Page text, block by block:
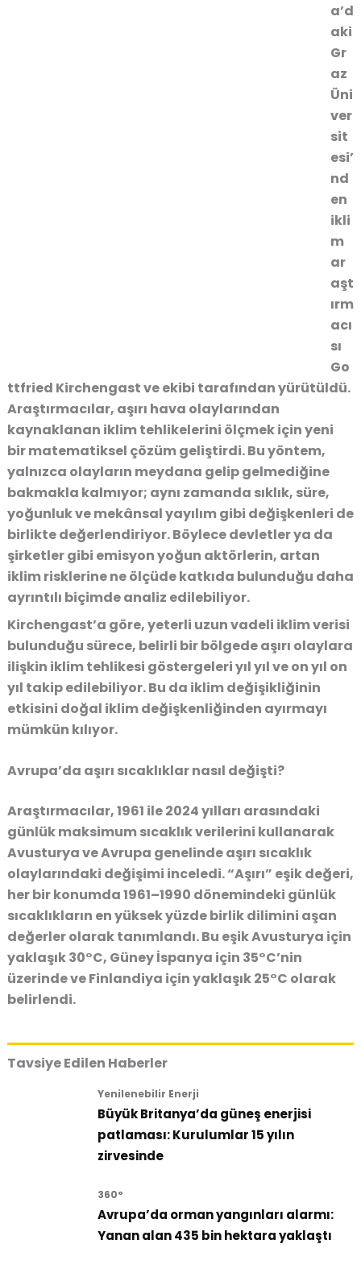
a’d
aki
Gr
az
Üni
ver
sit
esi’
nd
en
ikli
m
ar
aşt
ırm
acı
sı
Go
ttfried Kirchengast ve ekibi tarafından yürütüldü.
Araştırmacılar, aşırı hava olaylarından
kaynaklanan iklim tehlikelerini ölçmek için yeni
bir matematiksel çözüm geliştirdi. Bu yöntem,
yalnızca olayların meydana gelip gelmediğine
bakmakla kalmıyor; aynı zamanda sıklık, süre,
yoğunluk ve mekânsal yayılım gibi değişkenleri de
birlikte değerlendiriyor. Böylece devletler ya da
şirketler gibi emisyon yoğun aktörlerin, artan
iklim risklerine ne ölçüde katkıda bulunduğu daha
ayrıntılı biçimde analiz edilebiliyor.
Kirchengast’a göre, yeterli uzun vadeli iklim verisi
bulunduğu sürece, belirli bir bölgede aşırı olaylara
ilişkin iklim tehlikesi göstergeleri yıl yıl ve on yıl on
yıl takip edilebiliyor. Bu da iklim değişikliğinin
etkisini doğal iklim değişkenliğinden ayırmayı
mümkün kılıyor.
Avrupa’da aşırı sıcaklıklar nasıl değişti?
Araştırmacılar, 1961 ile 2024 yılları arasındaki
günlük maksimum sıcaklık verilerini kullanarak
Avusturya ve Avrupa genelinde aşırı sıcaklık
olaylarındaki değişimi inceledi. “Aşırı” eşik değeri,
her bir konumda 1961–1990 dönemindeki günlük
sıcaklıkların en yüksek yüzde birlik dilimini aşan
değerler olarak tanımlandı. Bu eşik Avusturya için
yaklaşık 30°C, Güney İspanya için 35°C’nin
üzerinde ve Finlandiya için yaklaşık 25°C olarak
belirlendi.
Tavsiye Edilen Haberler
Yenilenebilir Enerji
Büyük Britanya’da güneş enerjisi
patlaması: Kurulumlar 15 yılın
zirvesinde
360°
Avrupa’da orman yangınları alarmı:
Yanan alan 435 bin hektara yaklaştı